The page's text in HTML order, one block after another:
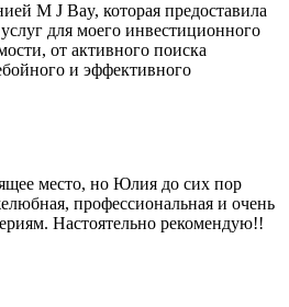
M J Bay, которая предоставила
для моего инвестиционного
от активного поиска
и эффективного
место, но Юлия до сих пор
профессиональная и очень
Настоятельно рекомендую!!